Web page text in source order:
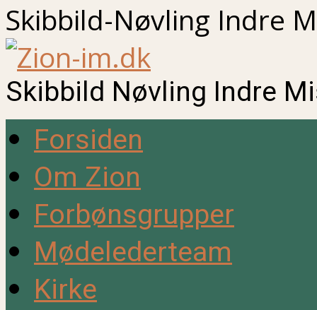
Skibbild-Nøvling Indre
Skibbild Nøvling Indre
Forsiden
Om Zion
Forbønsgrupper
Mødelederteam
Kirke